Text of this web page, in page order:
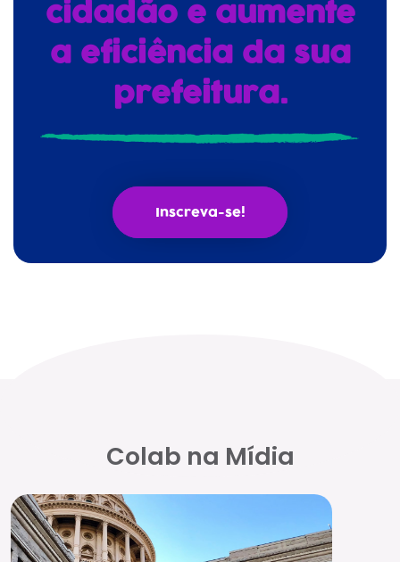
cidadão e aumente
a eficiência da sua
prefeitura.
Inscreva-se!
Colab na Mídia